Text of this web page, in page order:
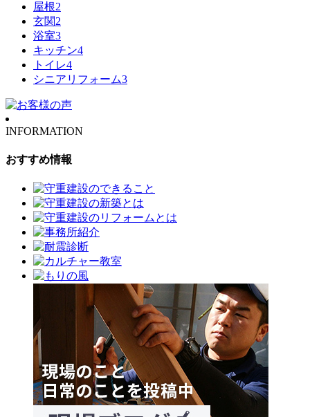
屋根2
玄関2
浴室3
キッチン4
トイレ4
シニアリフォーム3
INFORMATION
おすすめ情報